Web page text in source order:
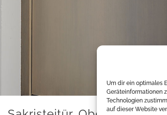
Um dir ein optimales
Geräteinformationen
Technologien
auf dieser Website